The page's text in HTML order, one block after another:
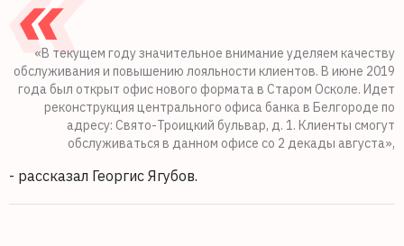
«В текущем году значительное внимание уделяем качеству
обслуживания и повышению лояльности клиентов. В июне 2019
года был открыт офис нового формата в Старом Осколе. Идет
реконструкция центрального офиса банка в Белгороде по
адресу: Свято-Троицкий бульвар, д. 1. Клиенты смогут
обслуживаться в данном офисе со 2 декады августа»,
- рассказал Георгис Ягубов.